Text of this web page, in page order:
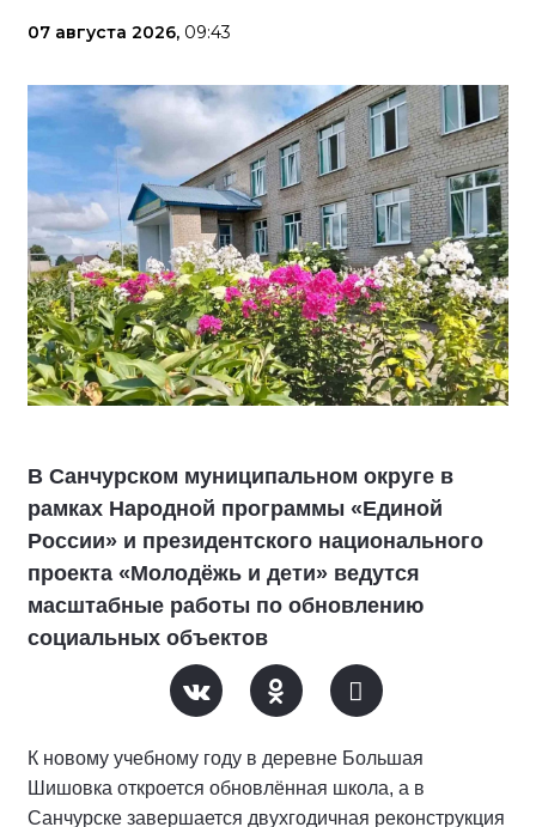
07 августа 2026, 09:43
В Санчурском муниципальном округе в
рамках Народной программы «Единой
России» и президентского национального
проекта «Молодёжь и дети» ведутся
масштабные работы по обновлению
социальных объектов
К новому учебному году в деревне Большая
Шишовка откроется обновлённая школа, а в
Санчурске завершается двухгодичная реконструкция